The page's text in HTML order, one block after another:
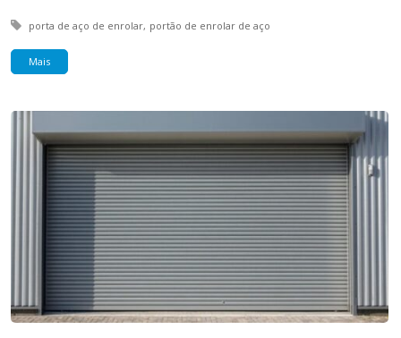
Tagged with:
porta de aço de enrolar portão de enrolar de aço
Mais